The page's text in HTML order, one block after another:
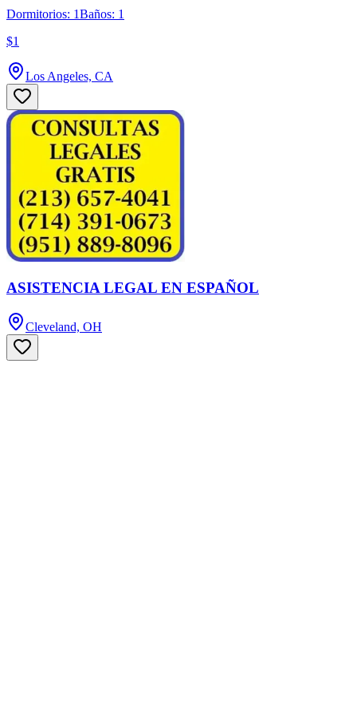
Dormitorios: 1Baños: 1
$1
Los Angeles, CA
ASISTENCIA LEGAL EN ESPAÑOL
Cleveland, OH